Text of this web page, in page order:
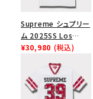
Supreme シュプリー
ム 2025SS Los
Angeles Fire Relief
イヤーリリーフボック
スロゴTシャツ ホワ
イト 白
¥30,980 (税込)